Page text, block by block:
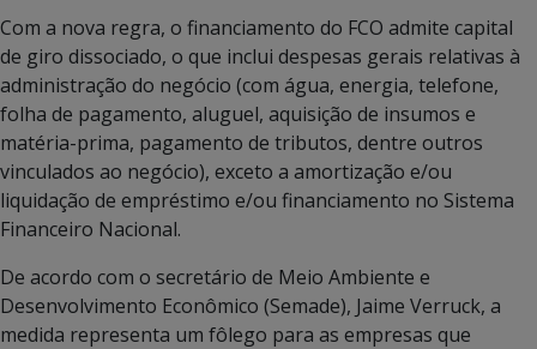
Com a nova regra, o financiamento do FCO admite capital
de giro dissociado, o que inclui despesas gerais relativas à
administração do negócio (com água, energia, telefone,
folha de pagamento, aluguel, aquisição de insumos e
matéria-prima, pagamento de tributos, dentre outros
vinculados ao negócio), exceto a amortização e/ou
liquidação de empréstimo e/ou financiamento no Sistema
Financeiro Nacional.
De acordo com o secretário de Meio Ambiente e
Desenvolvimento Econômico (Semade), Jaime Verruck, a
medida representa um fôlego para as empresas que